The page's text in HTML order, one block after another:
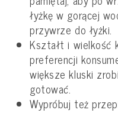
łyżkę w gorącej
przywrze do łyżki.
Kształt i wielkość
preferencji
większe kluski
gotować.
Wypróbuj też